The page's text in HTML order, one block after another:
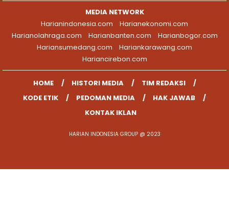
MEDIA NETWORK
Harianindonesia.com
Harianekonomi.com
Harianolahraga.com
Harianbanten.com
Harianbogor.com
Hariansumedang.com
Hariankarawang.com
Hariancirebon.com
HOME HISTORI MEDIA
TIM REDAKSI
KODE ETIK
PEDOMAN MEDIA
HAK JAWAB
KONTAK IKLAN
HARIAN INDONESIA GROUP @ 2023